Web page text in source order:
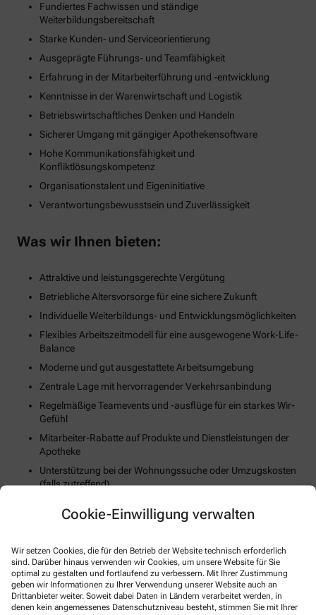
Cookie-Einwilligung verwalten
Wir setzen Cookies, die für den Betrieb der Website technisch erforderlich
sind. Darüber hinaus verwenden wir Cookies, um unsere Website für Sie
optimal zu gestalten und fortlaufend zu verbessern. Mit Ihrer Zustimmung
geben wir Informationen zu Ihrer Verwendung unserer Website auch an
Drittanbieter weiter. Soweit dabei Daten in Ländern verarbeitet werden, in
denen kein angemessenes Datenschutzniveau besteht, stimmen Sie mit Ihrer
Fundiertes Fachwissen und ständige
Weiterbildungsbereitschaft
Starke Kunden- und Serviceorientierung
Ausgeprägte Führungs- und Teamfähigkeit
Erfahrung in der Mitarbeiterführung und -entwicklung
Kenntnisse in der Warenwirtschaft und Logistik
Betriebswirtschaftliches Denken und Handeln
Sicherer Umgang mit gängiger Apothekensoftware
Hohe Kommunikationsfähigkeit und
Konfliktlösungskompetenz
Organisationstalent und Eigeninitiative
Verantwortungsbewusstsein und Zuverlässigkeit
Was wir Ihnen bieten:
Attraktive und leistungsgerechte Vergütung
Betriebliche Altersvorsorge für eine sichere Zukunft
Individuelle Weiterbildungs- und Entwicklungsmöglichkeiten
Flexibles Arbeitszeitmodell für eine ausgewogene Work-Life-
Balance
Moderne und gut ausgestattete Arbeitsumgebung
Zentrale Lage mit hervorragender Verkehrsanbindung
Regelmäßige Teamevents und -ausflüge für ein starkes Wir-
Gefühl
Mitarbeiter-Rabatte auf Produkte und Dienstleistungen der
Apotheke
Unterstützung bei der Wohnungssuche oder Umzugskosten
(falls zutreffend)
Gesundheits- und Fitnessangebote zur Stärkung des
So können Sie sich bewerben
E-Mail